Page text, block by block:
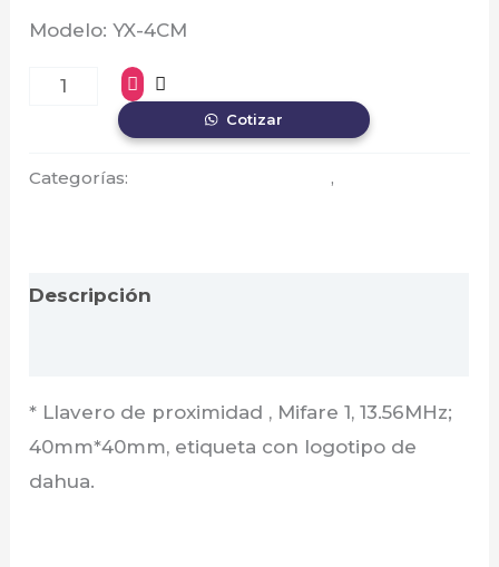
Modelo: YX-4CM
Cotizar
Categorías: ,
Descripción
* Llavero de proximidad , Mifare 1, 13.56MHz;
40mm*40mm, etiqueta con logotipo de
dahua.